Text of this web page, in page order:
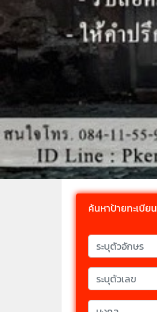
ค้นหาป้ายทะเบียน